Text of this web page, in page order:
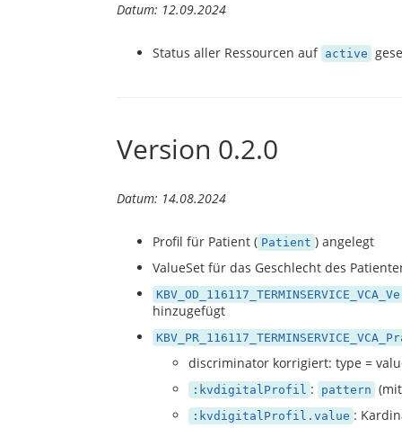
Datum: 12.09.2024
Status aller Ressourcen auf active
Version 0.2.0
Datum: 14.08.2024
Profil für Patient ( Patient ) angelegt
ValueSet für das Geschlecht des
hinzugefügt
discriminator korrigiert: type =
:kvdigitalProfil : pattern
:kvdigitalProfil.value :